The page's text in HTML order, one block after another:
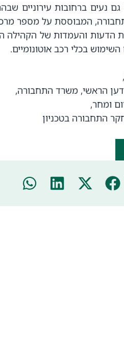
גם נעים ברחובות עירוניים
תחבורה, המבוססת על מספר
והעמדות של הקהילה
בכלי רכב אוטונומיים.
הראשי, משרד התחבורה,
ומחר,
התחבורה בטכניון